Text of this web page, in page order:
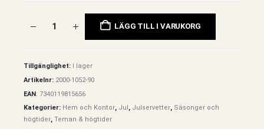
LÄGG TILL I VARUKORG
Tillgänglighet:
I lager
Artikelnr: 2000-1052-90
EAN: 7340119815656
Kategorier: Hem och Kontor, Jul , Julservetter, Säsonger och
högtider, Teman & högtider